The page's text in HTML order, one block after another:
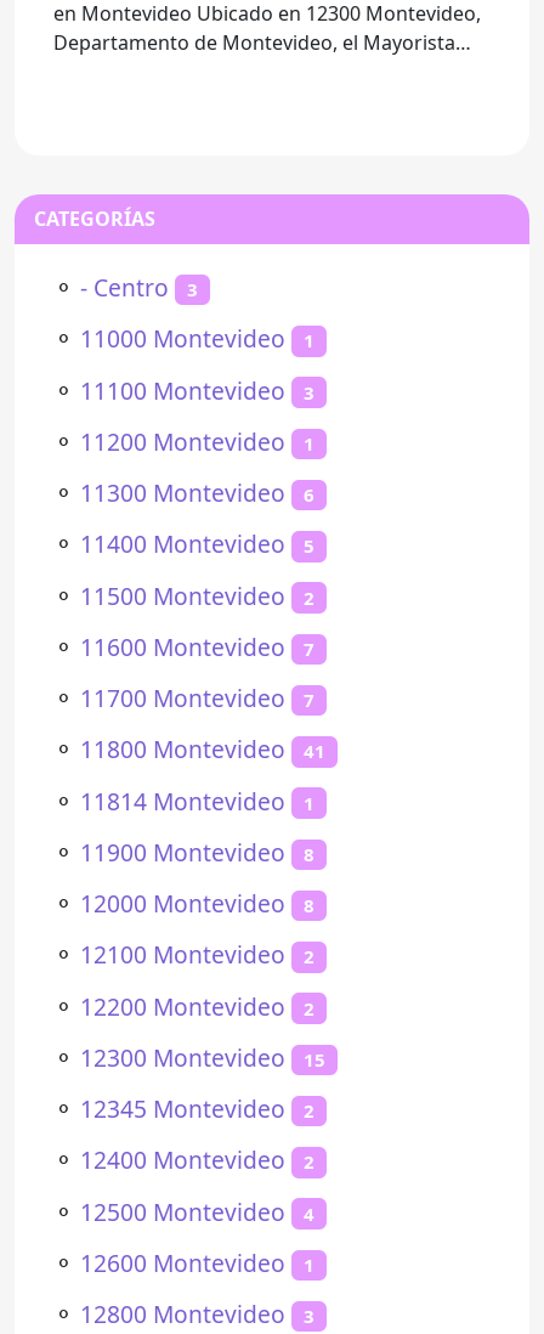
en Montevideo Ubicado en 12300 Montevideo,
Departamento de Montevideo, el Mayorista
CATEGORÍAS
⚬ - Centro 3
⚬ 11000 Montevideo 1
⚬ 11100 Montevideo 3
⚬ 11200 Montevideo 1
⚬ 11300 Montevideo 6
⚬ 11400 Montevideo 5
⚬ 11500 Montevideo 2
⚬ 11600 Montevideo 7
⚬ 11700 Montevideo 7
⚬ 11800 Montevideo 41
⚬ 11814 Montevideo 1
⚬ 11900 Montevideo 8
⚬ 12000 Montevideo 8
⚬ 12100 Montevideo 2
⚬ 12200 Montevideo 2
⚬ 12300 Montevideo 15
⚬ 12345 Montevideo 2
⚬ 12400 Montevideo 2
⚬ 12500 Montevideo 4
⚬ 12600 Montevideo 1
⚬ 12800 Montevideo 3